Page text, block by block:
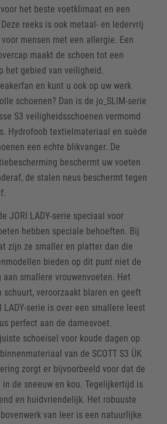
het beste voetklimaat en een
reeks is ook metaal- en ledervrij
mensen met een allergie. Een
maakt de schoen tot een
het gebied van veiligheid.
en kunt u ook op uw werk
schoenen? Dan is de jo_SLIM-serie
S3 veiligheidsschoenen vermomd
Hydrofoob textielmateriaal en suède
een echte blikvanger. De
beschermt uw voeten
de stalen neus beschermt tegen
JORI LADY-serie speciaal voor
hebben speciale behoeften. Bij
zijn ze smaller en platter dan die
bieden op dit punt niet de
aan smallere vrouwenvoeten. Het
schuurt, veroorzaakt blaren en geeft
LADY-serie is over een smallere leest
perfect aan de damesvoet.
schoeisel voor koude dagen op
van de SCOTT S3 ÜK
zorgt er bijvoorbeeld voor dat de
de sneeuw en kou. Tegelijkertijd is
en huidvriendelijk. Het robuuste
van leer is een natuurlijke